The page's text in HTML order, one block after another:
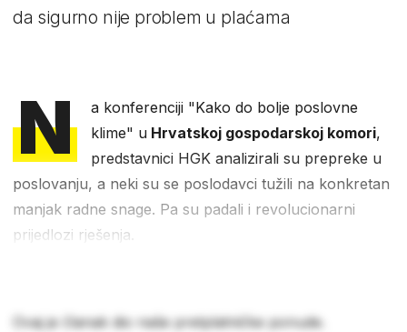
da sigurno nije problem u plaćama
N
a konferenciji "Kako do bolje poslovne
klime" u Hrvatskoj gospodarskoj komori,
predstavnici HGK analizirali su prepreke u
poslovanju, a neki su se poslodavci tužili na konkretan
manjak radne snage. Pa su padali i revolucionarni
prijedlozi rješenja.
Ovaj je članak dio naše pretplatničke ponude.